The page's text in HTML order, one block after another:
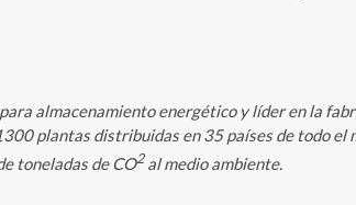
almacenamiento energético y líder en la
plantas distribuidas en 35 países de todo
toneladas de CO2al medio ambiente.